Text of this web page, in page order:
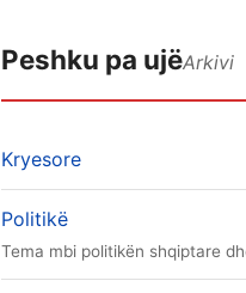
Peshku pa ujëArkivi
Kryesore
Politikë
Tema mbi politikën shqiptare